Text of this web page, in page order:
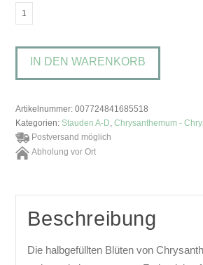
Chrysanthemum
Menge
IN DEN WARENKORB
Artikelnummer:007724841685518
Kategorien: Stauden A-D ,Chrysanthemum -
Postversand möglich
Abholung vor Ort
Beschreibung
Die halbgefüllten Blüten von